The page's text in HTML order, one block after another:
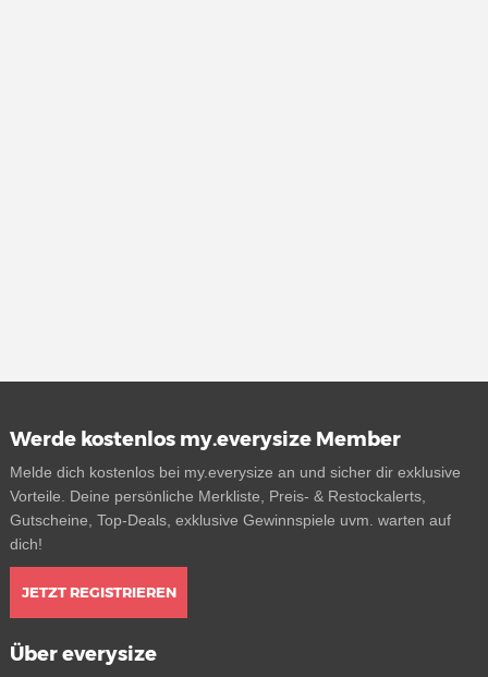
Werde kostenlos my.everysize Member
Melde dich kostenlos bei my.everysize an und sicher dir exklusive
Vorteile. Deine persönliche Merkliste, Preis- & Restockalerts,
Gutscheine, Top-Deals, exklusive Gewinnspiele uvm. warten auf
dich!
JETZT REGISTRIEREN
Über everysize